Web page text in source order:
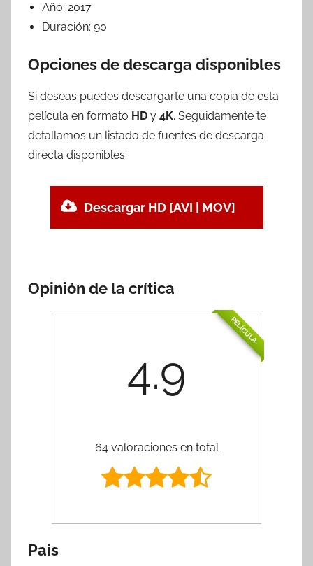
Año: 2017
Duración: 90
Opciones de descarga disponibles
Si deseas puedes descargarte una copia de esta
película en formato HD y 4K. Seguidamente te
detallamos un listado de fuentes de descarga
directa disponibles:
Descargar HD [AVI | MOV]
Opinión de la crítica
PELÍCULA
4.9
64 valoraciones en total
Pais